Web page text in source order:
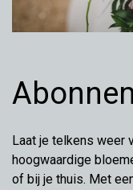
Laat je telkens weer
hoogwaardige
of bij je thuis. Met